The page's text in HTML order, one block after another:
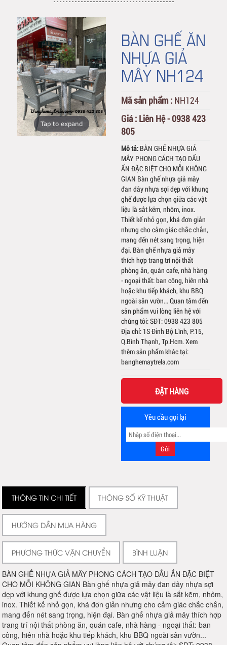
Tap to expand
BÀN GHẾ ĂN
NHỰA GIẢ
MÂY NH124
Mã sản phẩm : NH124
Giá : Liên Hệ - 0938 423
805
Mô tả: BÀN GHẾ NHỰA GIẢ
MÂY PHONG CÁCH TẠO DẤU
ẤN ĐẶC BIỆT CHO MỖI KHÔNG
GIAN Bàn ghế nhựa giả mây
đan dây nhựa sợi dẹp với khung
ghế được lựa chọn giữa các vật
liệu là sắt kẽm, nhôm, inox.
Thiết kế nhỏ gọn, khá đơn giản
nhưng cho cảm giác chắc chắn,
mang đến nét sang trọng, hiện
đại. Bàn ghế nhựa giả mây
thích hợp trang trí nội thất
phòng ăn, quán cafe, nhà hàng
- ngoại thất: ban công, hiên nhà
hoặc khu tiếp khách, khu BBQ
ngoài sân vườn... Quan tâm đến
sản phẩm vui lòng liên hệ với
chúng tôi: SĐT: 0938 423 805
Địa chỉ: 1S Đinh Bộ Lĩnh, P.15,
Q.Bình Thạnh, Tp.Hcm. Xem
thêm sản phẩm khác tại:
banghemaytrela.com
ĐẶT HÀNG
Yêu cầu gọi lại
THÔNG TIN CHI TIẾT THÔNG SỐ KỸ THUẬT
HƯỚNG DẪN MUA HÀNG
PHƯƠNG THỨC VẬN CHUYỂN BÌNH LUẬN
BÀN GHẾ NHỰA GIẢ MÂY PHONG CÁCH TẠO DẤU ẤN ĐẶC BIỆT
CHO MỖI KHÔNG GIAN Bàn ghế nhựa giả mây đan dây nhựa sợi
dẹp với khung ghế được lựa chọn giữa các vật liệu là sắt kẽm, nhôm,
inox. Thiết kế nhỏ gọn, khá đơn giản nhưng cho cảm giác chắc chắn,
mang đến nét sang trọng, hiện đại. Bàn ghế nhựa giả mây thích hợp
trang trí nội thất phòng ăn, quán cafe, nhà hàng - ngoại thất: ban
công, hiên nhà hoặc khu tiếp khách, khu BBQ ngoài sân vườn...